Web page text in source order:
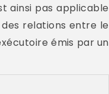
ainsi pas applicable
des relations entre le
émis par un